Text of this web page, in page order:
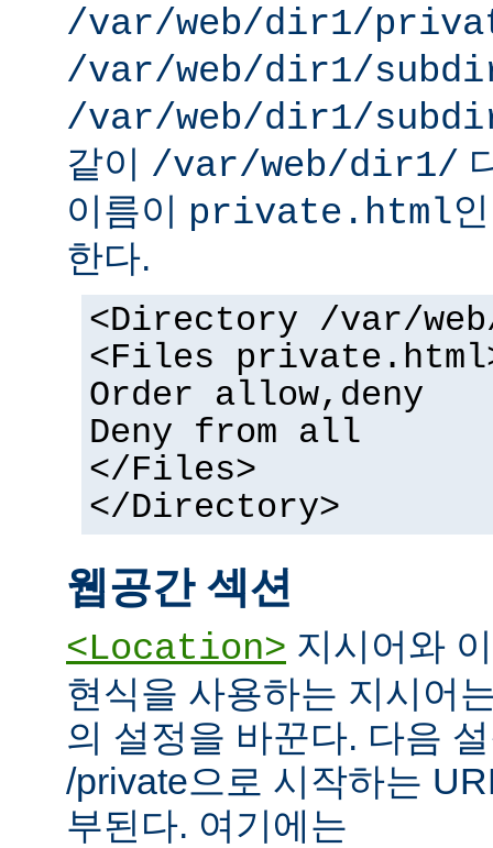
/var/web/dir1/
/var/web/dir1/
/var/web/dir1/
같이 /var/web/dir1/
이름이 private.html
한다.
<Directory /var/
<Files
Order allow,deny
Deny from all
</Files>
</Directory>
웹공간 섹션
<Location> 지시어와
현식을 사용하는 지시어
의 설정을 바꾼다. 다음
/private으로 시작하는
부된다. 여기에는